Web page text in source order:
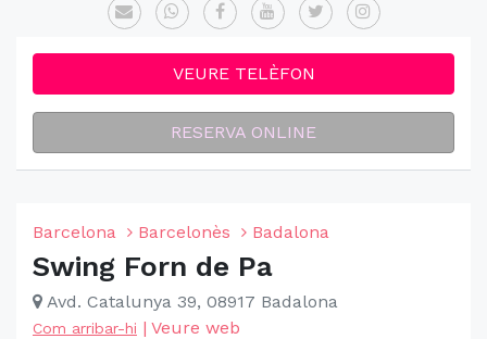
VEURE TELÈFON
RESERVA ONLINE
Barcelona Barcelonès Badalona
Swing Forn de Pa
Avd. Catalunya 39, 08917 Badalona
Com arribar-hi | Veure web